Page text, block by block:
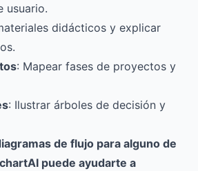
usuario.
didácticos y explicar
: Mapear fases de proyectos y
: Ilustrar árboles de decisión y
de flujo para alguno de
puede ayudarte a